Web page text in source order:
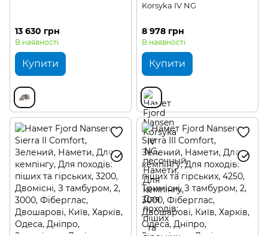
13 630 грн
В наявності
Купити
Korsyka IV NG
8 978 грн
В наявності
Купити